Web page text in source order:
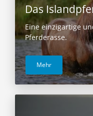
Das
Eine einzigartige
Pferderasse.
Mehr